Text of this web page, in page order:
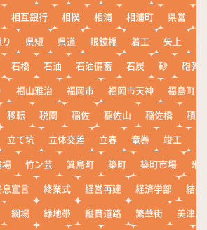
相互銀行 相撲 相浦 相浦町 県営
県短 県道 眼鏡橋 着工 矢上
石橋 石油 石油備蓄 石炭 砂
砲弾
福山雅治 福岡市 福岡市天神
福島町
移転 税関 稲佐 稲佐山 稲佐橋
積雪
立て坑 立体交差 立春 竜巻 竣工
竹ン芸 箕島町 築町 築町市場
米
宣言 終業式 経営再建 経済学部
結婚
網場 緑地帯 縦貫道路 繁華街
美津島